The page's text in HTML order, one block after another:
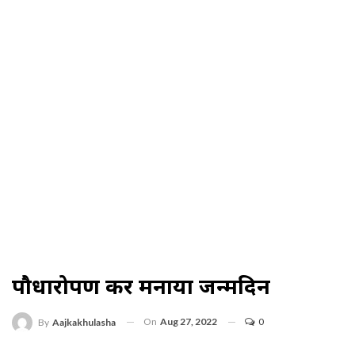
पौधारोपण कर मनाया जन्मदिन
By Aajkakhulasha On Aug 27, 2022 0